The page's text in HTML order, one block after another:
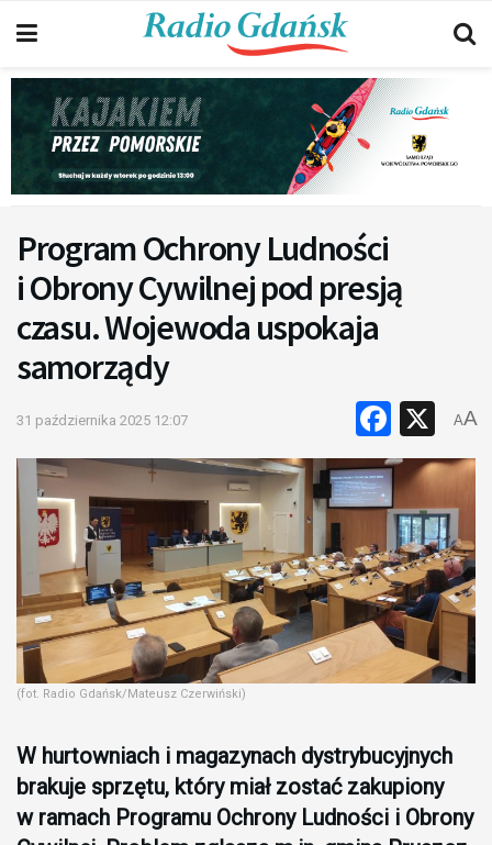
Program Ochrony Ludności
i Obrony Cywilnej pod presją
czasu. Wojewoda uspokaja
samorządy
31 października 2025 12:07 X
AA
(fot. Radio Gdańsk/Mateusz Czerwiński)
W hurtowniach i magazynach dystrybucyjnych
brakuje sprzętu, który miał zostać zakupiony
w ramach Programu Ochrony Ludności i Obrony